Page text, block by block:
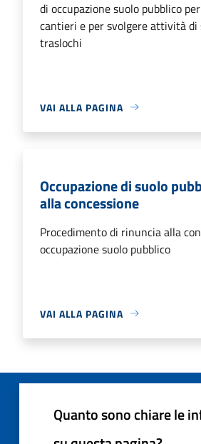
di occupazione suolo pubblico
cantieri e per svolgere attività di
traslochi
VAI ALLA PAGINA
Occupazione di suolo
alla concessione
Procedimento di rinuncia alla
occupazione suolo pubblico
VAI ALLA PAGINA
Quanto sono chiare le